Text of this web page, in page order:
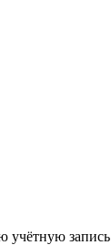
учётную запись